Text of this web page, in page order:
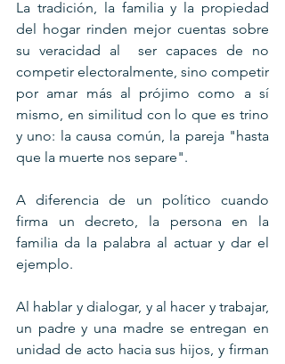
La tradición, la familia y la propiedad
del hogar rinden mejor cuentas sobre
su veracidad al  ser capaces de no
competir electoralmente, sino competir
por amar más al prójimo como a sí
mismo, en similitud con lo que es trino
y uno: la causa común, la pareja "hasta
que la muerte nos separe".
A diferencia de un político cuando
firma un decreto, la persona en la
familia da la palabra al actuar y dar el
ejemplo.
Al hablar y dialogar, y al hacer y trabajar,
un padre y una madre se entregan en
unidad de acto hacia sus hijos, y firman